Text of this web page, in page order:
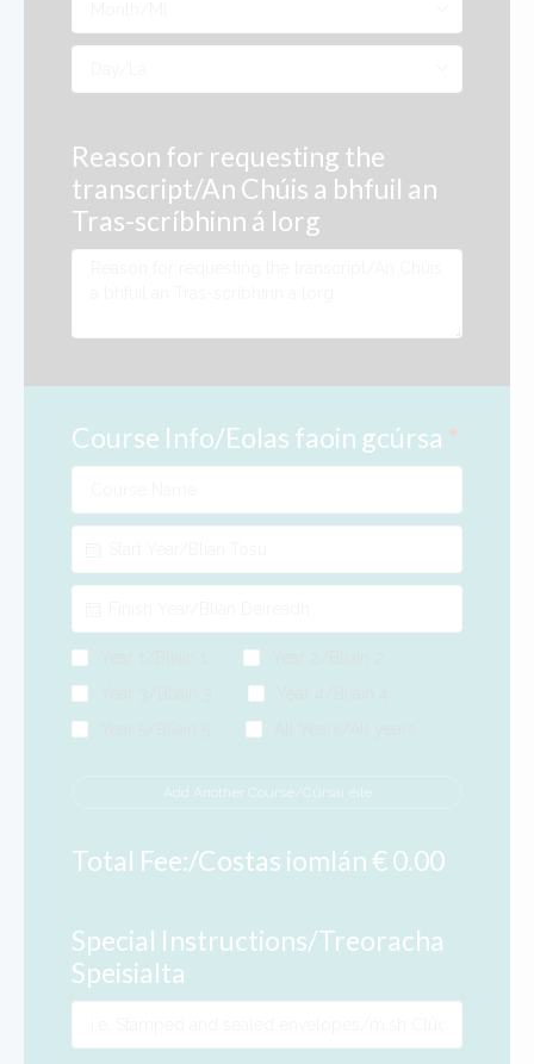
Reason for requesting the
transcript/An Chúis a bhfuil an
Tras-scríbhinn á lorg
Course Info/Eolas faoin gcúrsa *
Add Another Course/Cúrsaí éile
Total Fee:/Costas iomlán € 0.00
Special Instructions/Treoracha
Speisialta